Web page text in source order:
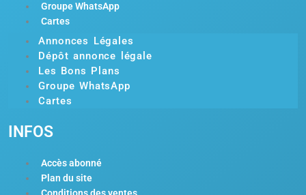
Groupe WhatsApp
Cartes
Annonces Légales
Dépôt annonce légale
Les Bons Plans
Groupe WhatsApp
Cartes
INFOS
Accès abonné
Plan du site